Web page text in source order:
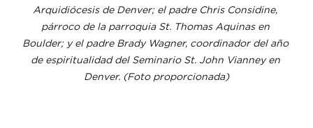
Arquidiócesis de Denver; el padre Chris Considine,
párroco de la parroquia St. Thomas Aquinas en
Boulder; y el padre Brady Wagner, coordinador del año
de espiritualidad del Seminario St. John Vianney en
Denver. (Foto proporcionada)